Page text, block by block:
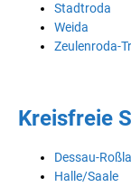
Stadtroda
Weida
Zeulenroda-
Kreisfreie
Dessau-
Halle/Saale